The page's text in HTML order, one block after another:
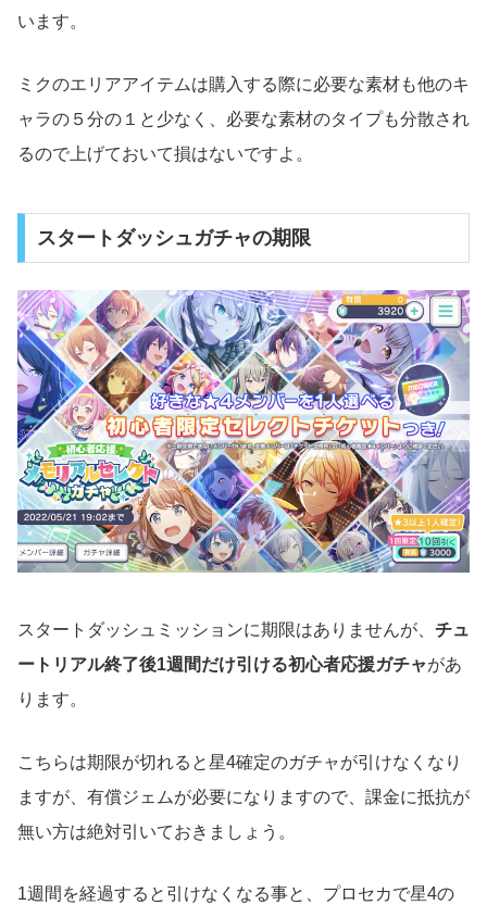
います。
ミクのエリアアイテムは購入する際に必要な素材も他のキ
ャラの５分の１と少なく、必要な素材のタイプも分散され
るので上げておいて損はないですよ。
スタートダッシュガチャの期限
スタートダッシュミッションに期限はありませんが、 チュ
ートリアル終了後1週間だけ引ける初心者応援ガチャがあ
ります。
こちらは期限が切れると星4確定のガチャが引けなくなり
ますが、有償ジェムが必要になりますので、課金に抵抗が
無い方は絶対引いておきましょう。
1週間を経過すると引けなくなる事と、プロセカで星4の